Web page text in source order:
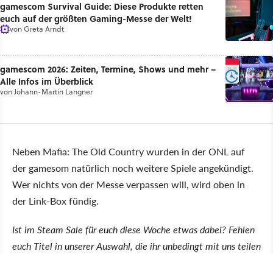
gamescom Survival Guide: Diese Produkte retten
euch auf der größten Gaming-Messe der Welt!
vonGreta Arndt
gamescom 2026: Zeiten, Termine, Shows und mehr –
Alle Infos im Überblick
vonJohann-Martin Langner
Neben Mafia: The Old Country wurden in der ONL auf
der gamesom natürlich noch weitere Spiele angekündigt.
Wer nichts von der Messe verpassen will, wird oben in
der Link-Box fündig.
Ist im Steam Sale für euch diese Woche etwas dabei? Fehlen
euch Titel in unserer Auswahl, die ihr unbedingt mit uns teilen